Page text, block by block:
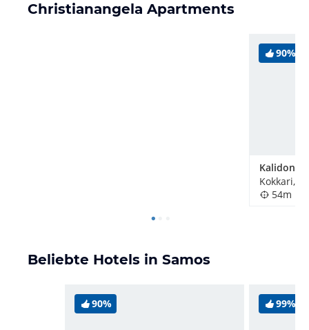
Christianangela Apartments
90%
Kalidon
Kokkari,
54m
Beliebte Hotels in Samos
90% 99%